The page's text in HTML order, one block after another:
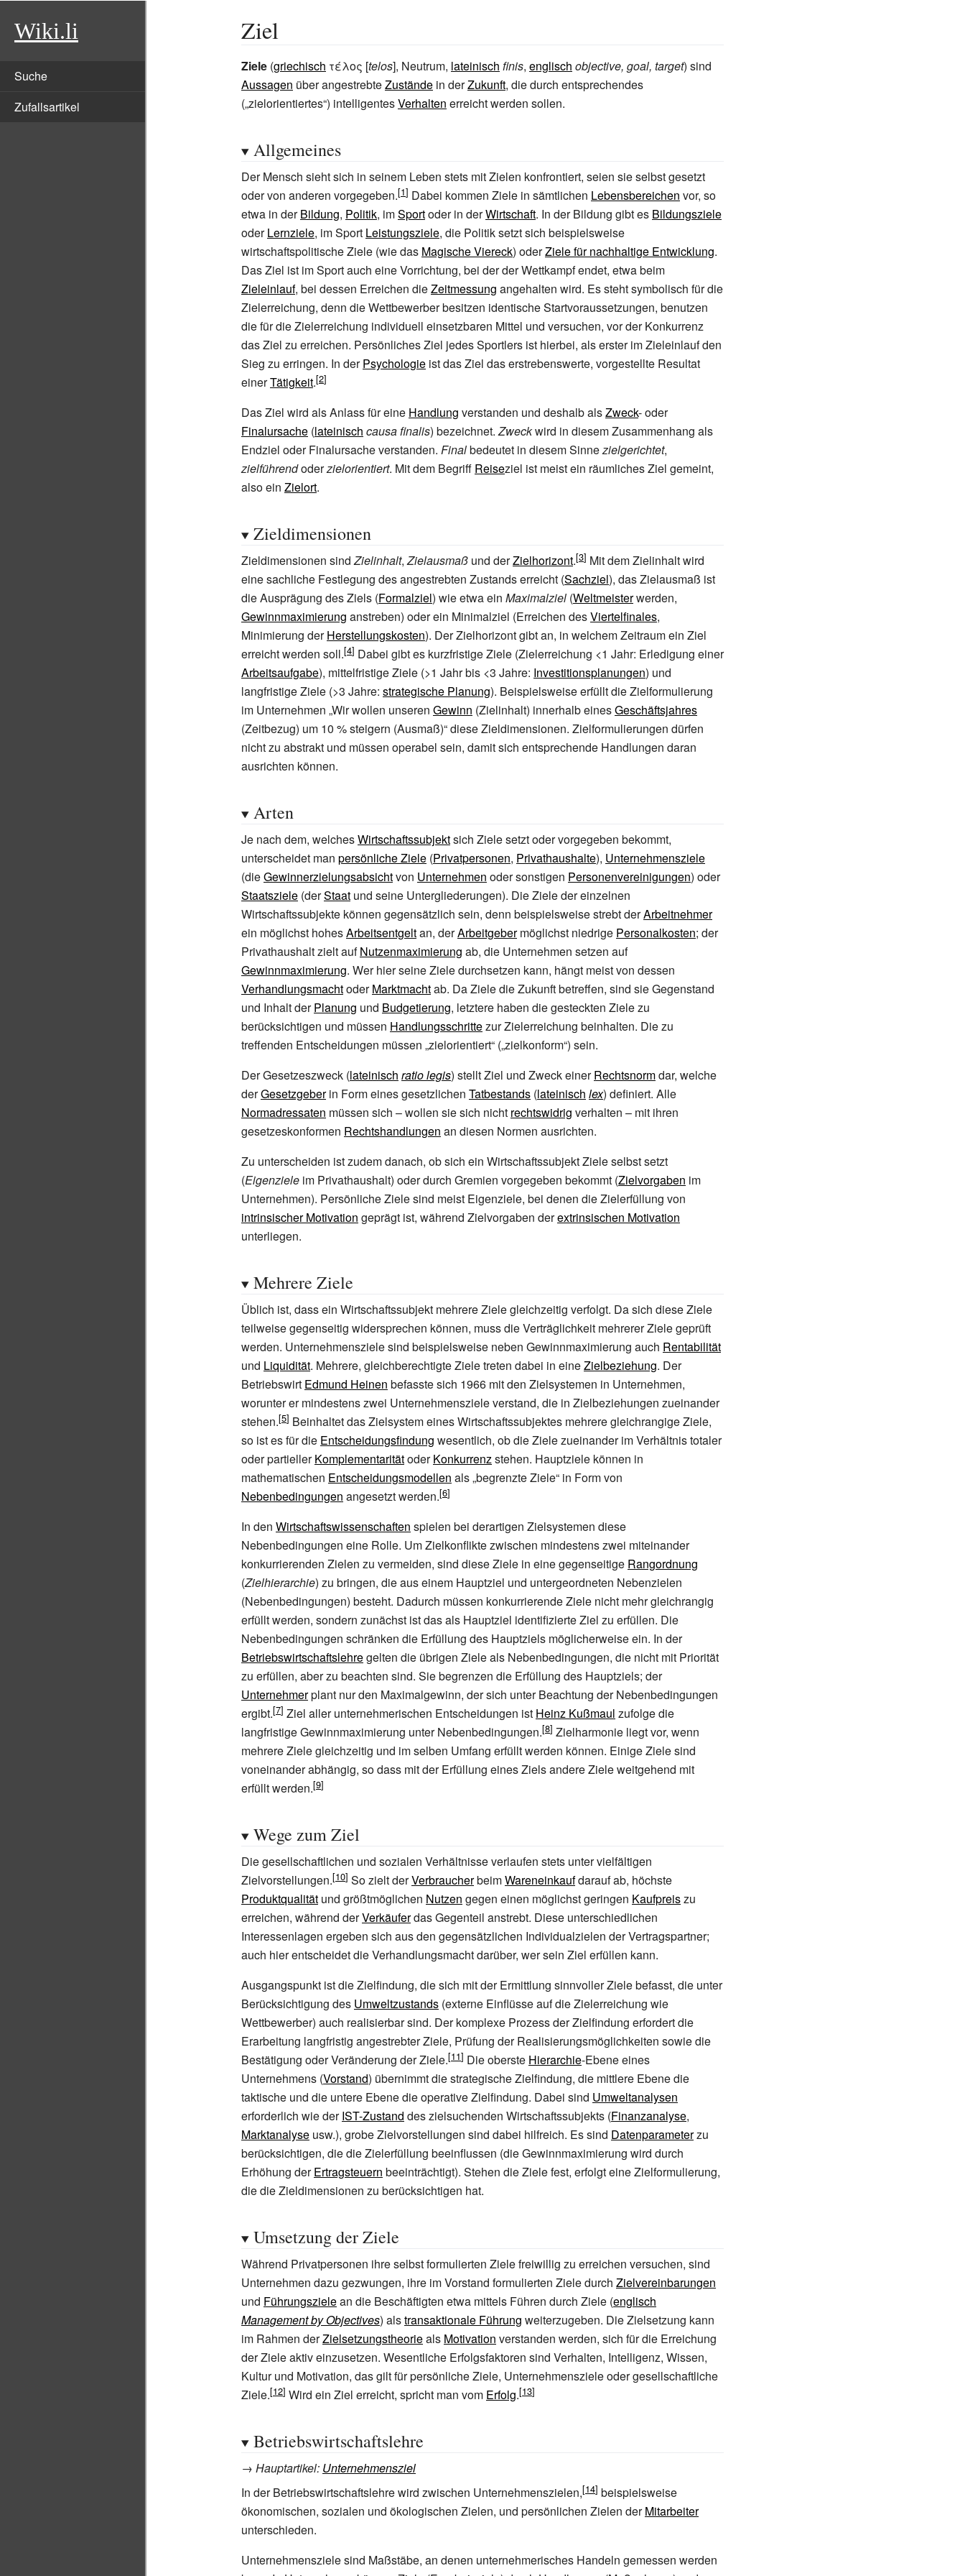
Wiki.li
Suche
Zufallsartikel
Ziel
Ziele (griechisch τέλος [telos], Neutrum, lateinisch finis, englisch objective, goal, target) sind
Aussagen über angestrebteZustände in derZukunft, die durch entsprechendes
(„zielorientiertes“) intelligentesVerhalten erreicht werden sollen.
Allgemeines
Der Mensch sieht sich in seinem Leben stets mit Zielen konfrontiert, seien sie selbst gesetzt
oder von anderen vorgegeben.
Dabei kommen Ziele in sämtlichen Lebensbereichen vor, so
etwa in derBildung, Politik, imSportoder in derWirtschaft. In der Bildung gibt es Bildungsziele
oderLernziele, im Sport Leistungsziele, die Politik setzt sich beispielsweise
wirtschaftspolitische Ziele (wie das Magische Viereck) oderZiele für nachhaltige Entwicklung.
Das Ziel ist im Sport auch eine Vorrichtung, bei der der Wettkampf endet, etwa beim
Zieleinlauf, bei dessen Erreichen dieZeitmessung angehalten wird. Es steht symbolisch für die
Zielerreichung, denn die Wettbewerber besitzen identische Startvoraussetzungen, benutzen
die für die Zielerreichung individuell einsetzbaren Mittel und versuchen, vor der Konkurrenz
das Ziel zu erreichen. Persönliches Ziel jedes Sportlers ist hierbei, als erster im Zieleinlauf den
Sieg zu erringen. In derPsychologie ist das Ziel das erstrebenswerte, vorgestellte Resultat
einerTätigkeit.
Das Ziel wird als Anlass für eine Handlung verstanden und deshalb alsZweck- oder
Finalursache (lateinisch causa finalis) bezeichnet.Zweckwird in diesem Zusammenhang als
Endziel oder Finalursache verstanden. Finalbedeutet in diesem Sinnezielgerichtet,
zielführendoderzielorientiert. Mit dem Begriff Reiseziel ist meist ein räumliches Ziel gemeint,
also ein Zielort.
Zieldimensionen
Zieldimensionen sindZielinhalt,Zielausmaß und derZielhorizont.
Mit dem Zielinhalt wird
eine sachliche Festlegung des angestrebten Zustands erreicht (Sachziel), das Zielausmaß ist
die Ausprägung des Ziels (Formalziel) wie etwa ein Maximalziel (Weltmeisterwerden,
Gewinnmaximierung anstreben) oder ein Minimalziel (Erreichen desViertelfinales,
Minimierung derHerstellungskosten). Der Zielhorizont gibt an, in welchem Zeitraum ein Ziel
erreicht werden soll.
Dabei gibt es kurzfristige Ziele (Zielerreichung <1 Jahr: Erledigung einer
Arbeitsaufgabe), mittelfristige Ziele (>1 Jahr bis <3 Jahre: Investitionsplanungen) und
langfristige Ziele (>3 Jahre: strategische Planung). Beispielsweise erfüllt die Zielformulierung
im Unternehmen „Wir wollen unseren Gewinn (Zielinhalt) innerhalb einesGeschäftsjahres
(Zeitbezug) um 10 % steigern (Ausmaß)“ diese Zieldimensionen. Zielformulierungen dürfen
nicht zu abstrakt und müssen operabel sein, damit sich entsprechende Handlungen daran
ausrichten können.
Arten
Je nach dem, welchesWirtschaftssubjektsich Ziele setzt oder vorgegeben bekommt,
unterscheidet man persönliche Ziele (Privatpersonen, Privathaushalte), Unternehmensziele
(dieGewinnerzielungsabsichtvon Unternehmen oder sonstigen Personenvereinigungen) oder
Staatsziele (derStaat und seine Untergliederungen). Die Ziele der einzelnen
Wirtschaftssubjekte können gegensätzlich sein, denn beispielsweise strebt derArbeitnehmer
ein möglichst hohesArbeitsentgeltan, derArbeitgebermöglichst niedrige Personalkosten; der
Privathaushalt zielt aufNutzenmaximierung ab, die Unternehmen setzen auf
Gewinnmaximierung. Wer hier seine Ziele durchsetzen kann, hängt meist von dessen
VerhandlungsmachtoderMarktmachtab. Da Ziele die Zukunft betreffen, sind sie Gegenstand
und Inhalt derPlanung und Budgetierung, letztere haben die gesteckten Ziele zu
berücksichtigen und müssen Handlungsschrittezur Zielerreichung beinhalten. Die zu
treffenden Entscheidungen müssen „zielorientiert“ („zielkonform“) sein.
Der Gesetzeszweck (lateinisch ratio legis) stellt Ziel und Zweck einerRechtsnormdar, welche
derGesetzgeberin Form eines gesetzlichen Tatbestands (lateinisch lex) definiert. Alle
Normadressaten müssen sich – wollen sie sich nicht rechtswidrig verhalten – mit ihren
gesetzeskonformen Rechtshandlungen an diesen Normen ausrichten.
Zu unterscheiden ist zudem danach, ob sich ein Wirtschaftssubjekt Ziele selbst setzt
(Eigenziele im Privathaushalt) oder durch Gremien vorgegeben bekommt (Zielvorgaben im
Unternehmen). Persönliche Ziele sind meist Eigenziele, bei denen die Zielerfüllung von
intrinsischer Motivation geprägt ist, während Zielvorgaben derextrinsischen Motivation
unterliegen.
Mehrere Ziele
Üblich ist, dass ein Wirtschaftssubjekt mehrere Ziele gleichzeitig verfolgt. Da sich diese Ziele
teilweise gegenseitig widersprechen können, muss die Verträglichkeit mehrerer Ziele geprüft
werden. Unternehmensziele sind beispielsweise neben Gewinnmaximierung auch Rentabilität
und Liquidität. Mehrere, gleichberechtigte Ziele treten dabei in eineZielbeziehung. Der
Betriebswirt Edmund Heinen befasste sich 1966 mit den Zielsystemen in Unternehmen,
worunter er mindestens zwei Unternehmensziele verstand, die in Zielbeziehungen zueinander
stehen.
Beinhaltet das Zielsystem eines Wirtschaftssubjektes mehrere gleichrangige Ziele,
so ist es für die Entscheidungsfindung wesentlich, ob die Ziele zueinander im Verhältnis totaler
oder partiellerKomplementaritätoderKonkurrenzstehen. Hauptziele können in
mathematischen Entscheidungsmodellen als „begrenzte Ziele“ in Form von
Nebenbedingungen angesetzt werden.
In den Wirtschaftswissenschaften spielen bei derartigen Zielsystemen diese
Nebenbedingungen eine Rolle. Um Zielkonflikte zwischen mindestens zwei miteinander
konkurrierenden Zielen zu vermeiden, sind diese Ziele in eine gegenseitige Rangordnung
(Zielhierarchie) zu bringen, die aus einem Hauptziel und untergeordneten Nebenzielen
(Nebenbedingungen) besteht. Dadurch müssen konkurrierende Ziele nicht mehr gleichrangig
erfüllt werden, sondern zunächst ist das als Hauptziel identifizierte Ziel zu erfüllen. Die
Nebenbedingungen schränken die Erfüllung des Hauptziels möglicherweise ein. In der
Betriebswirtschaftslehregelten die übrigen Ziele als Nebenbedingungen, die nicht mit Priorität
zu erfüllen, aber zu beachten sind. Sie begrenzen die Erfüllung des Hauptziels; der
Unternehmerplant nur den Maximalgewinn, der sich unter Beachtung der Nebenbedingungen
ergibt.
Ziel aller unternehmerischen Entscheidungen ist Heinz Kußmaul zufolge die
langfristige Gewinnmaximierung unter Nebenbedingungen.
Zielharmonie liegt vor, wenn
mehrere Ziele gleichzeitig und im selben Umfang erfüllt werden können. Einige Ziele sind
voneinander abhängig, so dass mit der Erfüllung eines Ziels andere Ziele weitgehend mit
erfüllt werden.
Wege zum Ziel
Die gesellschaftlichen und sozialen Verhältnisse verlaufen stets unter vielfältigen
Zielvorstellungen.
So zielt derVerbraucherbeimWareneinkaufdarauf ab, höchste
Produktqualität und größtmöglichen Nutzen gegen einen möglichst geringen Kaufpreiszu
erreichen, während derVerkäuferdas Gegenteil anstrebt. Diese unterschiedlichen
Interessenlagen ergeben sich aus den gegensätzlichen Individualzielen der Vertragspartner;
auch hier entscheidet die Verhandlungsmacht darüber, wer sein Ziel erfüllen kann.
Ausgangspunkt ist die Zielfindung, die sich mit der Ermittlung sinnvoller Ziele befasst, die unter
Berücksichtigung des Umweltzustands (externe Einflüsse auf die Zielerreichung wie
Wettbewerber) auch realisierbar sind. Der komplexe Prozess der Zielfindung erfordert die
Erarbeitung langfristig angestrebter Ziele, Prüfung der Realisierungsmöglichkeiten sowie die
Bestätigung oder Veränderung der Ziele.
Die oberste Hierarchie-Ebene eines
Unternehmens (Vorstand) übernimmt die strategische Zielfindung, die mittlere Ebene die
taktische und die untere Ebene die operative Zielfindung. Dabei sind Umweltanalysen
erforderlich wie derIST-Zustand des zielsuchenden Wirtschaftssubjekts (Finanzanalyse,
Marktanalyse usw.), grobe Zielvorstellungen sind dabei hilfreich. Es sind Datenparameterzu
berücksichtigen, die die Zielerfüllung beeinflussen (die Gewinnmaximierung wird durch
Erhöhung derErtragsteuern beeinträchtigt). Stehen die Ziele fest, erfolgt eine Zielformulierung,
die die Zieldimensionen zu berücksichtigen hat.
Umsetzung der Ziele
Während Privatpersonen ihre selbst formulierten Ziele freiwillig zu erreichen versuchen, sind
Unternehmen dazu gezwungen, ihre im Vorstand formulierten Ziele durch Zielvereinbarungen
und Führungszielean die Beschäftigten etwa mittels Führen durch Ziele (englisch
Management by Objectives) alstransaktionale Führung weiterzugeben. Die Zielsetzung kann
im Rahmen derZielsetzungstheorieals Motivation verstanden werden, sich für die Erreichung
der Ziele aktiv einzusetzen. Wesentliche Erfolgsfaktoren sind Verhalten, Intelligenz, Wissen,
Kultur und Motivation, das gilt für persönliche Ziele, Unternehmensziele oder gesellschaftliche
Ziele.
Wird ein Ziel erreicht, spricht man vom Erfolg.
Betriebswirtschaftslehre
→ Hauptartikel: Unternehmensziel
In der Betriebswirtschaftslehre wird zwischen Unternehmenszielen,
beispielsweise
ökonomischen, sozialen und ökologischen Zielen, und persönlichen Zielen derMitarbeiter
unterschieden.
Unternehmensziele sind Maßstäbe, an denen unternehmerisches Handeln gemessen werden